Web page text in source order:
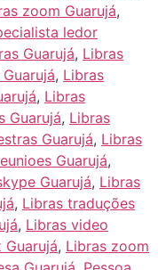
zoom Guarujá,
ledor
Guarujá, Libras
, Libras
, Libras
Guarujá, Libras
Guarujá, Libras
Guarujá,
Guarujá, Libras
, Libras traduções
, Libras video
Guarujá, Libras zoom